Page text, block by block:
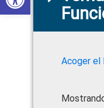
primary
navigation
main
primary
footer
de
Social
Ciudadano
Acoger el